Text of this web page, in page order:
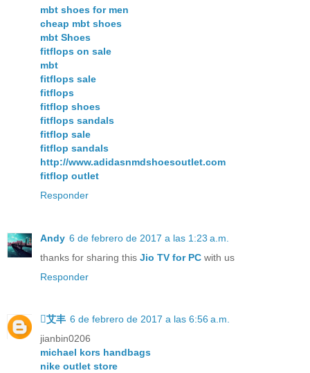
mbt shoes for men
cheap mbt shoes
mbt Shoes
fitflops on sale
mbt
fitflops sale
fitflops
fitflop shoes
fitflops sandals
fitflop sale
fitflop sandals
http://www.adidasnmdshoesoutlet.com
fitflop outlet
Responder
Andy 6 de febrero de 2017 a las 1:23 a.m.
thanks for sharing this Jio TV for PC with us
Responder
艾丰 6 de febrero de 2017 a las 6:56 a.m.
jianbin0206
michael kors handbags
nike outlet store